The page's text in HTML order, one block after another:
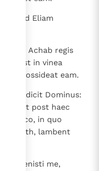
ad Eliam
Achab regis
est in vinea
ut possideat eam.
Haec dicit Dominus:
Et post haec
In loco, in quo
Naboth, lambent
invenisti me,